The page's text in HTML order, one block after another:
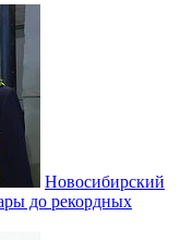
Новосибирский
до рекордных